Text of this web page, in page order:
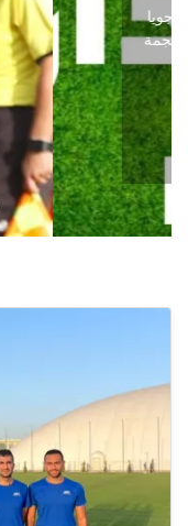
بعد موسم
الدرجة
حسم ل...
إقرأ